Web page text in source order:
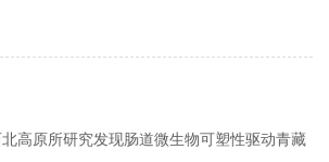
高原所研究发现肠道微生物可塑性驱动青藏